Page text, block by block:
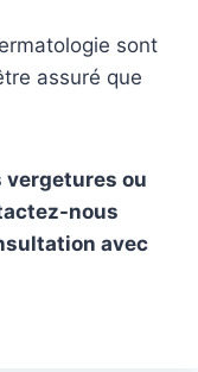
sont
assuré que
vergetures ou
nous
avec